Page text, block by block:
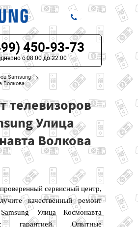
450-93-73
с 08:00 до 22:00
Samsung
Волкова
телевизоров
Улица
Волкова
сервисный центр,
качественный ремонт
Samsung Улица Космонавта
гарантией. Опытные